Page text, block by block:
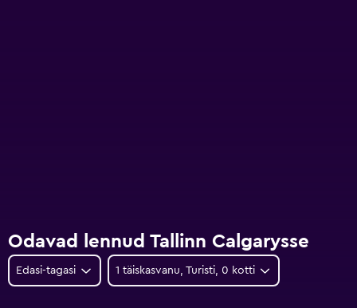
Odavad lennud Tallinn Calgarysse
Edasi-tagasi 1 täiskasvanu, Turisti, 0 kotti